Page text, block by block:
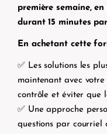
première semaine, en
durant 15 minutes
En achetant cette
✅ Les solutions les
maintenant avec
contrôle et éviter que
✅ Une approche
questions par courriel